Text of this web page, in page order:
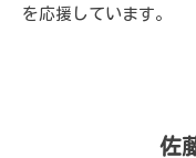
を応援しています。
佐